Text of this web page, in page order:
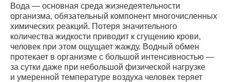
Вода — основная среда жизнедеятельности
организма, обязательный компонент многочисленных
химических реакций. Потеря значительного
количества жидкости приводит к сгущению крови,
человек при этом ощущает жажду. Водный обмен
протекает в организме с большой интенсивностью —
за сутки даже при небольшой физической нагрузке
и умеренной температуре воздуха человек теряет